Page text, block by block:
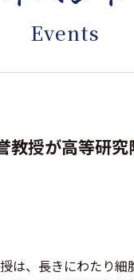
Events
教授が高等研
は、長きにわたり細